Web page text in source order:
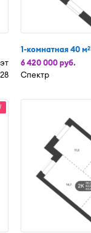
1-комнатная 40 м2
6 420 000 руб.
Спектр